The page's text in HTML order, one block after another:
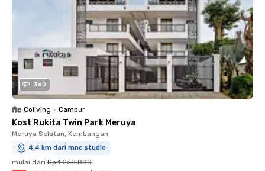
360
Coliving • Campur
Kost Rukita Twin Park Meruya
Meruya Selatan, Kembangan
4.4 km dari mnc studio
mulai dari Rp4.268.000